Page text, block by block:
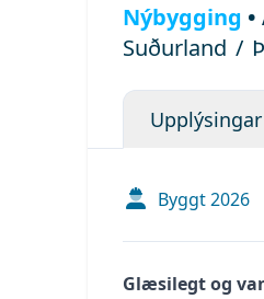
Nýbygging •
Suðurland /
Upplýsingar
Byggt2026
Glæsilegt og